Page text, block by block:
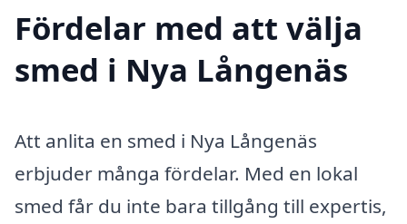
Fördelar med att välja
smed i Nya Långenäs
Att anlita en smed i Nya Långenäs
erbjuder många fördelar. Med en lokal
smed får du inte bara tillgång till expertis,